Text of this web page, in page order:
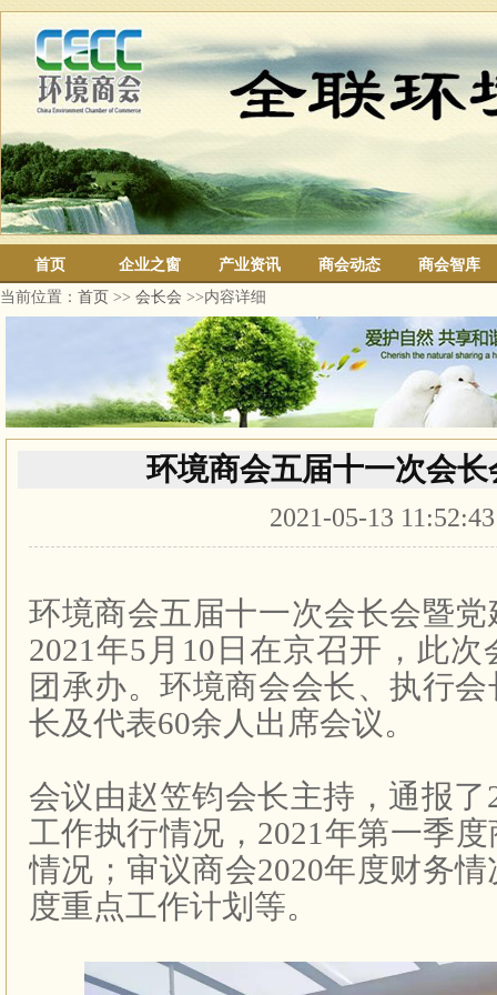
首页 企业之窗 产业资讯 商会动态
商会智库
当前位置： 首页 >> 会长会 >>内容详细
环境商会五届十一次会
2021-05-13
环境商会五届十一次会长会暨
2021 年5 月 10 日在京召开，此
团承办。环境商会会长、执行
长及代表60余人出席会议。
会议由赵笠钧会长主持，通报了
工作执行情况， 2021 年第一季
情况；审议商会2020年度财务
度重点工作计划等。